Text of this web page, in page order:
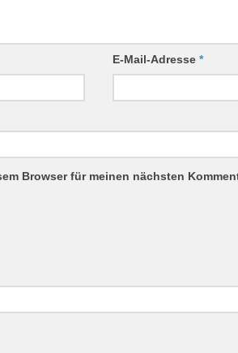
E-Mail-Adresse*
Browser für meinen nächsten